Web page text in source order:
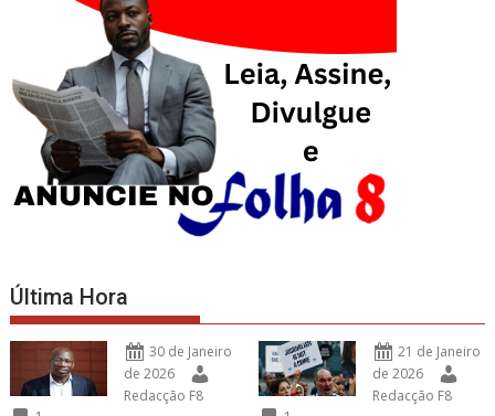
Última Hora
30 de Janeiro
de 2026
Redacção F8
21 de Janeiro
de 2026
Redacção F8